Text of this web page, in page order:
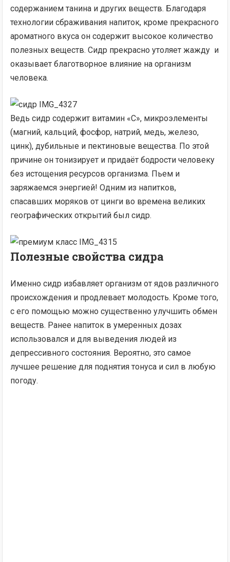
содержанием танина и других веществ. Благодаря
технологии сбраживания напиток, кроме прекрасного
ароматного вкуса он содержит высокое количество
полезных веществ. Сидр прекрасно утоляет жажду и
оказывает благотворное влияние на организм
человека.
Ведь сидр содержит витамин «С», микроэлементы
(магний, кальций, фосфор, натрий, медь, железо,
цинк), дубильные и пектиновые вещества. По этой
причине он тонизирует и придаёт бодрости человеку
без истощения ресурсов организма. Пьем и
заряжаемся энергией! Одним из напитков,
спасавших моряков от цинги во времена великих
географических открытий был сидр.
Полезные свойства сидра
Именно сидр избавляет организм от ядов различного
происхождения и продлевает молодость. Кроме того,
с его помощью можно существенно улучшить обмен
веществ. Ранее напиток в умеренных дозах
использовался и для выведения людей из
депрессивного состояния. Вероятно, это самое
лучшее решение для поднятия тонуса и сил в любую
погоду.